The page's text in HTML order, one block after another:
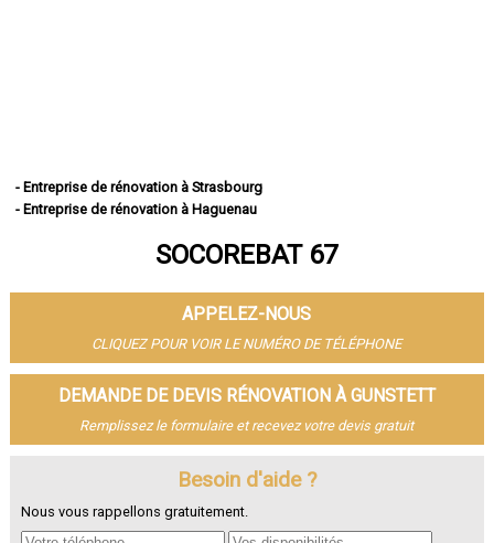
- Entreprise de rénovation à Strasbourg
- Entreprise de rénovation à Haguenau
- Entreprise de rénovation à Illkirch-Graffenstaden
- Entreprise de rénovation à Bischheim
- Entreprise de rénovation à Lingolsheim
- Entreprise de rénovation à Bischwiller
- Entreprise de rénovation à Saverne
- Entreprise de rénovation à Obernai
- Entreprise de rénovation à Ostwald
- Entreprise de rénovation à Hœnheim
- Entreprise de rénovation à Brumath
- Entreprise de rénovation à Molsheim
- Entreprise de rénovation à Wissembourg
SOCOREBAT 67
APPELEZ-NOUS
CLIQUEZ POUR VOIR LE NUMÉRO DE TÉLÉPHONE
DEMANDE DE DEVIS RÉNOVATION À GUNSTETT
Remplissez le formulaire et recevez votre devis gratuit
Besoin d'aide ?
Nous vous rappellons gratuitement.